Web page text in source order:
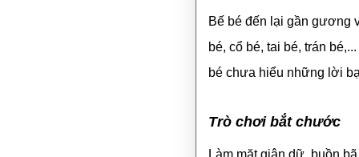
Bế bé đến lại gần gương
bé, cổ bé, tai bé, trán
bé chưa hiểu những lời
Trò chơi bắt chước
Làm mặt giận dữ, buồn